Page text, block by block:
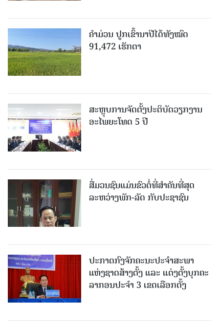
ຄໍາມ່ວນ ປູກເຂົ້ານາປີໄດ້ທັງໝົດ
91,472 ເຮັກຕາ
ສະຫຼຸບການຈັດຕັ້ງປະຕິບັດວຽກງານ
ອະໄພຍະໂທດ 5 ປີ
ສື່ມວນຊົນແມ່ນຂົວຕໍ່ທີ່ສໍາຄັນທີ່ສຸດ
ລະຫວ່າງພັກ-ລັດ ກັບປະຊາຊົນ
ປະກາດກົງຈັກຄະນະປະຈໍາສະພາ
ແຫ່ງຊາດສ້າງຕັ້ງ ແລະ ແຕ່ງຕັ້ງບຸກຄະ
ລາກອນປະຈໍາ 3 ເຂດເລືອກຕັ້ງ